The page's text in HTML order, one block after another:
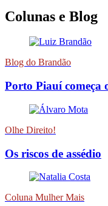
Colunas e Blog
Blog do Brandão
Porto Piauí começa
Olhe Direito!
Os riscos de assédio
Coluna Mulher Mais